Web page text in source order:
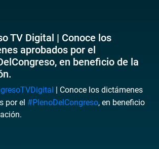
TV Digital | Conoce los
aprobados por el
en beneficio de la
| Conoce los dictámenes
por el #PlenoDelCongreso, en beneficio